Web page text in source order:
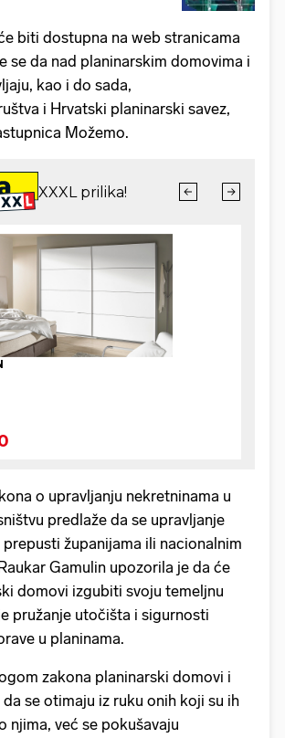
biti dostupna na web stranicama
se da nad planinarskim domovima i
kao i do sada,
i Hrvatski planinarski savez,
Možemo.
o upravljanju nekretninama u
predlaže da se upravljanje
županijama ili nacionalnim
Gamulin upozorila je da će
domovi izgubiti svoju temeljnu
pružanje utočišta i sigurnosti
u planinama.
zakona planinarski domovi i
da se otimaju iz ruku onih koji su ih
njima, već se pokušavaju